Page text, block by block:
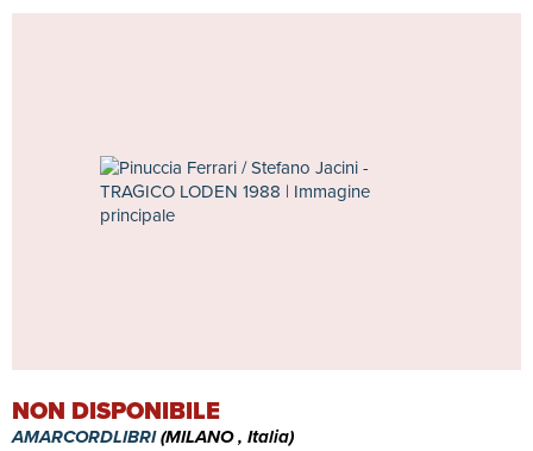
NON DISPONIBILE
AMARCORDLIBRI(MILANO , Italia)